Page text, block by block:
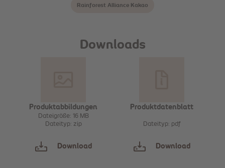
Rainforest Alliance Kakao
Downloads
Produktabbildungen
Dateigröße: 16 MB
Dateityp: zip
Download
Produktdatenblatt
Dateityp: pdf
Download